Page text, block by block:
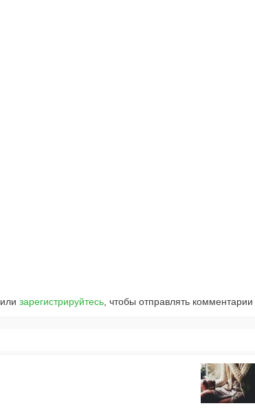
илизарегистрируйтесь , чтобы отправлять комментарии